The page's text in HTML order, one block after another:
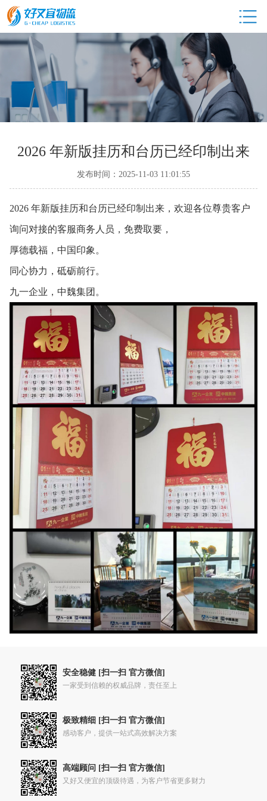
2026 年新版挂历和台历已经印制出来
发布时间：2025-11-03 11:01:55
2026 年新版挂历和台历已经印制出来，欢迎各位尊贵客户
询问对接的客服商务人员，免费取要，
厚德载福，中国印象。
同心协力，砥砺前行。
九一企业，中魏集团。
安全稳健 [扫一扫 官方微信]
一家受到信赖的权威品牌，责任至上
极致精细 [扫一扫 官方微信]
感动客户，提供一站式高效解决方案
高端顾问 [扫一扫 官方微信]
又好又便宜的顶级待遇，为客户节省更多财力